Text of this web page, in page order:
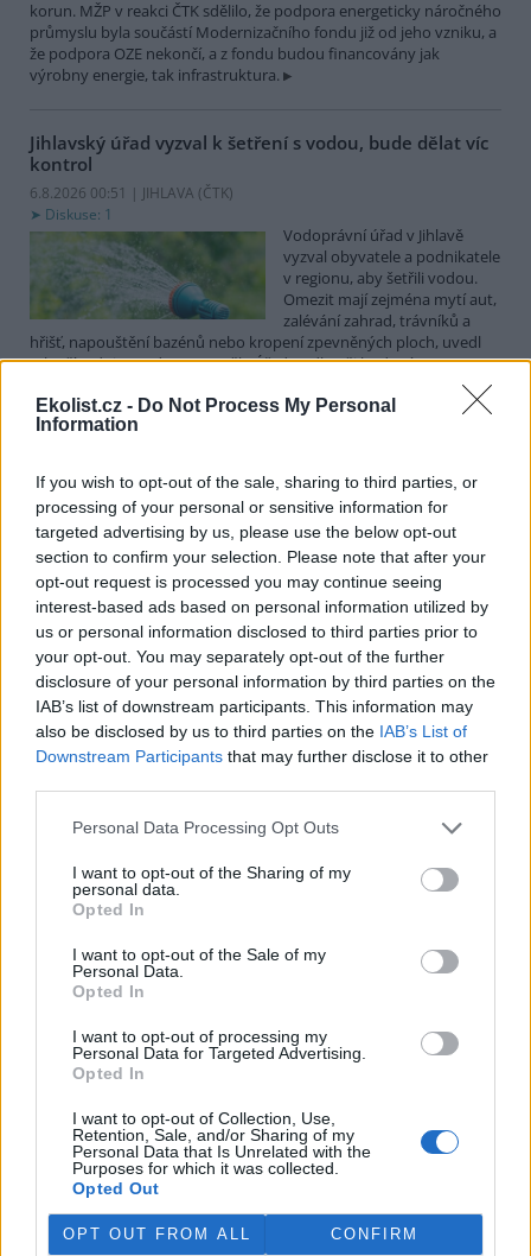
Ekolist.cz - Do Not Process My Personal
Information
If you wish to opt-out of the sale, sharing to third parties, or
processing of your personal or sensitive information for
targeted advertising by us, please use the below opt-out
section to confirm your selection. Please note that after your
opt-out request is processed you may continue seeing
interest-based ads based on personal information utilized by
us or personal information disclosed to third parties prior to
your opt-out. You may separately opt-out of the further
disclosure of your personal information by third parties on the
IAB’s list of downstream participants. This information may
also be disclosed by us to third parties on the IAB’s List of
Downstream Participants that may further disclose it to other
Personal Data Processing Opt Outs
I want to opt-out of the Sharing of my
personal data.
Opted In
I want to opt-out of the Sale of my
Personal Data.
Opted In
I want to opt-out of processing my
Personal Data for Targeted Advertising.
Opted In
I want to opt-out of Collection, Use,
Retention, Sale, and/or Sharing of my
Personal Data that Is Unrelated with the
Purposes for which it was collected.
Opted Out
OPT OUT FROM ALL CONFIRM
korun. MŽP v reakci ČTK sdělilo, že podpora energeticky náročného
průmyslu byla součástí Modernizačního fondu již od jeho vzniku, a
že podpora OZE nekončí, a z fondu budou financovány jak
výrobny energie, tak infrastruktura.
Jihlavský úřad vyzval k šetření s vodou, bude dělat víc
kontrol
6.8.2026 00:51 | JIHLAVA (ČTK)
Diskuse: 1
Vodoprávní úřad v Jihlavě
vyzval obyvatele a podnikatele
v regionu, aby šetřili vodou.
Omezit mají zejména mytí aut,
zalévání zahrad, trávníků a
hřišť, napouštění bazénů nebo kropení zpevněných ploch, uvedl
mluvčí radnice Radovan Daněk. Úřad podle něj bude víc
kontrolovat povolené odběry. Výzva k šetření vodou platí pro
všechny obce spadající pod Jihlavu jako obec s rozšířenou
působností.
Celníci odhalili gang překupníků papoušků, zajistili
stovku ptáků
5.8.2026 20:13 (ČTK)
Celníci odhalili gang
překupníků chráněných druhů
papoušků působící v několika
krajích a zajistili asi stovku
ptáků. S odchytem a
zajištěním zvířat celníkům pomohly zoo v Praze, Zlíně a Ostravě. V
ostravské zahradě také papoušci nalezli dočasné útočiště. V
tiskové zprávě nawebucelníků to oznámila mluvčí Celní správy ČR
Martina Kaňková. Případem se zabývá policie.
pronásledovali velrybáře
Islandské úřady nařídily
vyhoštění 21 aktivistů
pobřežní stráž s policií zabavily
jejich loď, která pronásledovala velrybářské plavidlo. Pasažéři lodi
patřící nadaci kanadsko-amerického ekologického aktivisty Paula
palubě nebyl. Píše o tom agentura AFP s odvoláním na islandskou
policii.
Záchranná stanice v Praze přijímá kvůli vedrům více
volně žijících zvířat
5.8.2026 17:40 | PRAHA (
teplotám pracovníci pražské